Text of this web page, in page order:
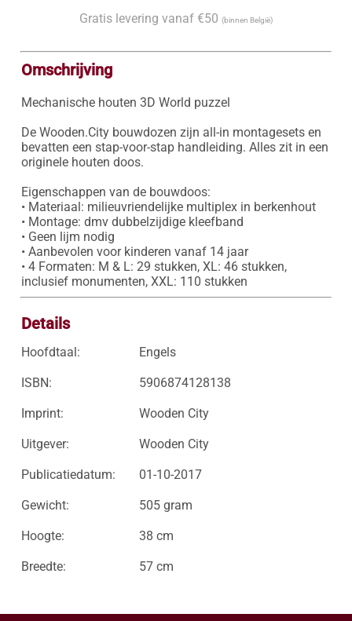
Gratis levering vanaf €50 (binnen België)
Omschrijving
Mechanische houten 3D World puzzel
De Wooden.City bouwdozen zijn all-in montagesets en
bevatten een stap-voor-stap handleiding. Alles zit in een
originele houten doos.
Eigenschappen van de bouwdoos:
• Materiaal: milieuvriendelijke multiplex in berkenhout
• Montage: dmv dubbelzijdige kleefband
• Geen lijm nodig
• Aanbevolen voor kinderen vanaf 14 jaar
• 4 Formaten: M & L: 29 stukken, XL: 46 stukken,
Details
Hoofdtaal: Engels
ISBN: 5906874128138
Imprint: Wooden City
Uitgever: Wooden City
Publicatiedatum: 01-10-2017
Gewicht: 505 gram
Hoogte: 38 cm
Breedte: 57 cm